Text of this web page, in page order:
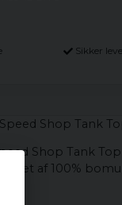
Sikker
​​​​Shop Tank
​​​​Shop Tank
lavet af 100%